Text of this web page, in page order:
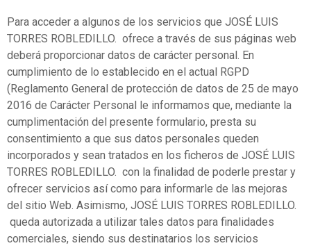
Para acceder a algunos de los servicios que JOSÉ LUIS
TORRES ROBLEDILLO. ofrece a través de sus páginas web
deberá proporcionar datos de carácter personal. En
cumplimiento de lo establecido en el actual RGPD
(Reglamento General de protección de datos de 25 de mayo
2016 de Carácter Personal le informamos que, mediante la
cumplimentación del presente formulario, presta su
consentimiento a que sus datos personales queden
incorporados y sean tratados en los ficheros de JOSÉ LUIS
TORRES ROBLEDILLO. con la finalidad de poderle prestar y
ofrecer servicios así como para informarle de las mejoras
del sitio Web. Asimismo, JOSÉ LUIS TORRES ROBLEDILLO.
queda autorizada a utilizar tales datos para finalidades
comerciales, siendo sus destinatarios los servicios